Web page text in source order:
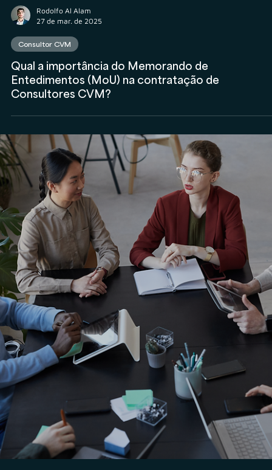
Rodolfo Al Alam
27 de mar. de 2025
Consultor CVM
Qual a importância do Memorando de
Entedimentos (MoU) na contratação de
Consultores CVM?